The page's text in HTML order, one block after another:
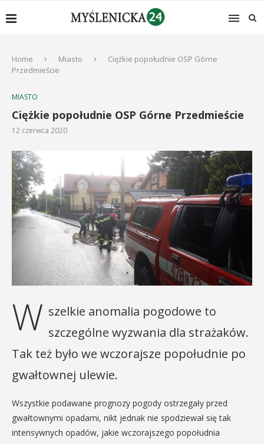
Home Miasto
Ciężkie popołudnie OSP Górne
Przedmieście
MIASTO
Ciężkie popołudnie OSP Górne Przedmieście
12 czerwca 2020
W szelkie anomalia pogodowe to
szczególne wyzwania dla strażaków.
Tak też było we wczorajsze popołudnie po
gwałtownej ulewie.
Wszystkie podawane prognozy pogody ostrzegały przed
gwałtownymi opadami, nikt jednak nie spodziewał się tak
intensywnych opadów, jakie wczorajszego popołudnia